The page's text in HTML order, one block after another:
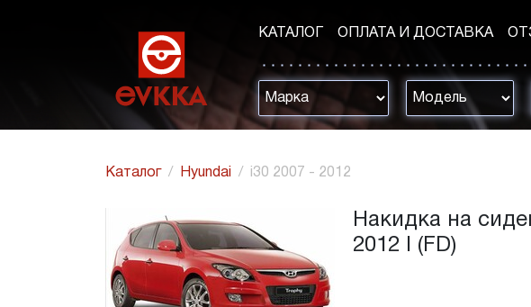
КАТАЛОГ ОПЛАТА И ДОСТАВКА
Каталог Hyundai i30 2007 - 2012
Накидка на
2012 I (FD)